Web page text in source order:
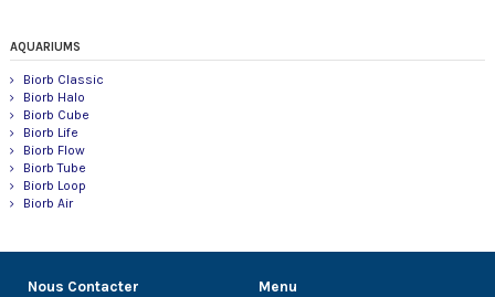
AQUARIUMS
Biorb Classic
Biorb Halo
Biorb Cube
Biorb Life
Biorb Flow
Biorb Tube
Biorb Loop
Biorb Air
Nous Contacter Menu